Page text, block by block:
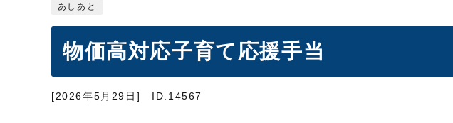
あしあと
物価高対応子育て応援手当
[2026年5月29日] ID:14567